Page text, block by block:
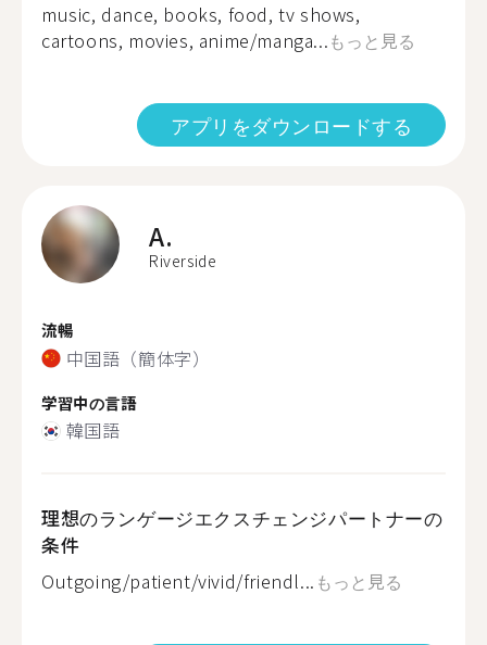
music, dance, books, food, tv shows,
cartoons, movies, anime/manga...もっと見る
アプリをダウンロードする
A.
Riverside
流暢
中国語（簡体字）
学習中の言語
韓国語
理想のランゲージエクスチェンジパートナーの
条件
Outgoing/patient/vivid/friendl... もっと見る